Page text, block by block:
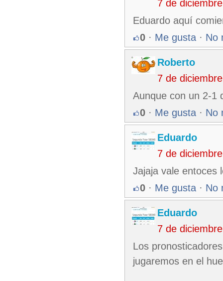
7 de
Eduardo aquí
0 · Me gusta · No
Roberto
7 de
Aunque con un 2-1
0 · Me gusta · No
Eduardo
7 de
Jajaja vale entoces
0 · Me gusta · No
Eduardo
7 de
Los
jugaremos en el